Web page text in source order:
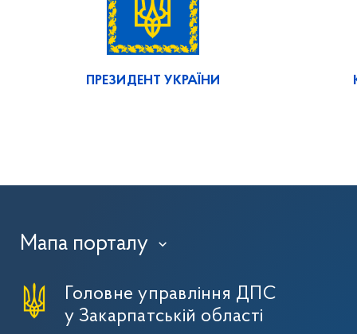
ПРЕЗИДЕНТ УКРАЇНИ
Мапа порталу ›
Головне управління ДПС
у Закарпатській області